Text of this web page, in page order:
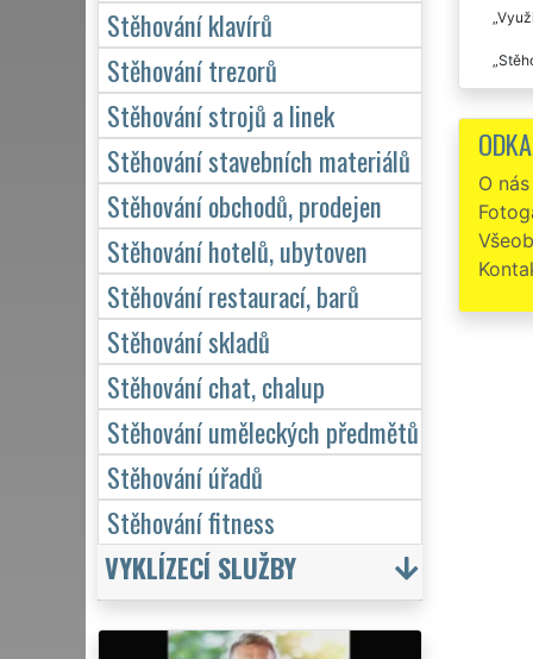
Děkuji
O nás
Stěhování klavírů
Stěhování trezorů
Stěhování strojů a linek
Stěhování stavebních materiálů
Stěhování obchodů, prodejen
Stěhování hotelů, ubytoven
Stěhování restaurací, barů
Stěhování skladů
Stěhování chat, chalup
Stěhování uměleckých předmětů
Stěhování úřadů
Stěhování fitness
VYKLÍZECÍ SLUŽBY